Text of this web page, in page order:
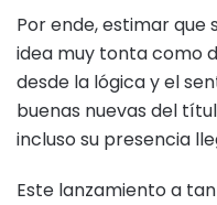
Por ende, estimar
idea muy tonta como
desde la lógica y el
buenas nuevas del
incluso su presencia
Este lanzamiento a